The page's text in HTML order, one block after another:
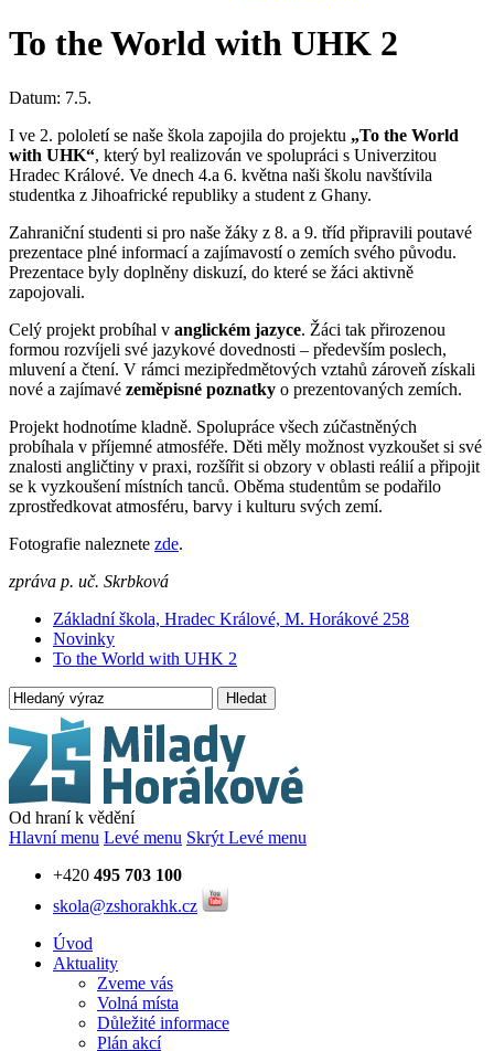
To the World with UHK 2
Datum: 7.5.
I ve 2. pololetí se naše škola zapojila do projektu „To the World
with UHK“, který byl realizován ve spolupráci s Univerzitou
Hradec Králové. Ve dnech 4.a 6. května naši školu navštívila
studentka z Jihoafrické republiky a student z Ghany.
Zahraniční studenti si pro naše žáky z 8. a 9. tříd připravili poutavé
prezentace plné informací a zajímavostí o zemích svého původu.
Prezentace byly doplněny diskuzí, do které se žáci aktivně
zapojovali.
Celý projekt probíhal v anglickém jazyce. Žáci tak přirozenou
formou rozvíjeli své jazykové dovednosti – především poslech,
mluvení a čtení. V rámci mezipředmětových vztahů zároveň získali
nové a zajímavé zeměpisné poznatky o prezentovaných zemích.
Projekt hodnotíme kladně. Spolupráce všech zúčastněných
probíhala v příjemné atmosféře. Děti měly možnost vyzkoušet si své
znalosti angličtiny v praxi, rozšířit si obzory v oblasti reálií a připojit
se k vyzkoušení místních tanců. Oběma studentům se podařilo
zprostředkovat atmosféru, barvy i kulturu svých zemí.
Fotografie naleznete zde.
zpráva p. uč. Skrbková
Základní škola, Hradec Králové, M. Horákové 258
Novinky
To the World with UHK 2
Hledat
Od hraní k vědění
Hlavní menu Levé menu Skrýt Levé menu
+420 495 703 100
skola@zshorakhk.cz
Úvod
Aktuality
Zveme vás
Volná místa
Důležité informace
Plán akcí